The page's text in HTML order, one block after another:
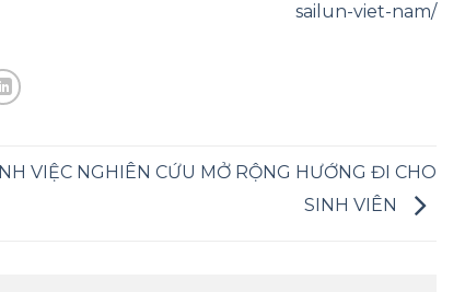
sailun-viet-nam/
VIỆC NGHIÊN CỨU MỞ RỘNG HƯỚNG ĐI CHO
SINH VIÊN